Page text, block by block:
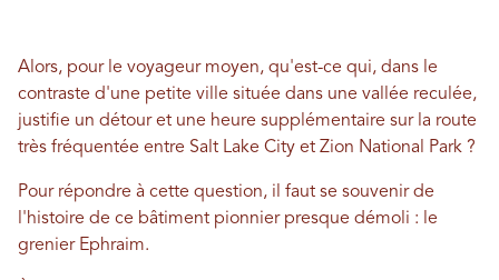
Alors, pour le voyageur moyen, qu'est-ce qui, dans le
contraste d'une petite ville située dans une vallée reculée,
justifie un détour et une heure supplémentaire sur la route
très fréquentée entre Salt Lake City et Zion National Park ?
Pour répondre à cette question, il faut se souvenir de
l'histoire de ce bâtiment pionnier presque démoli : le
grenier Ephraim.